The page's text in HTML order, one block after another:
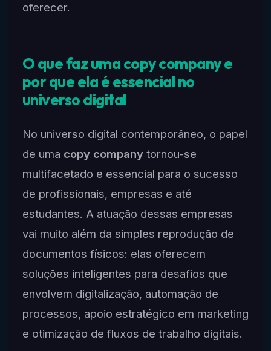
oferecer.
O que faz uma copy company e
por que ela é essencial no
universo digital
No universo digital contemporâneo, o papel
de uma copy companytornou-se
multifacetado e essencial para o sucesso
de profissionais, empresas e até
estudantes. A atuação dessas empresas
vai muito além da simples reprodução de
documentos físicos: elas oferecem
soluções inteligentes para desafios que
envolvem digitalização, automação de
processos, apoio estratégico em marketing
e otimização de fluxos de trabalho digitais.